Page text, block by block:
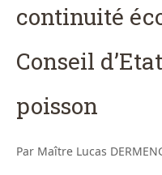
continuité
Conseil
poisson
Par Maître Lucas